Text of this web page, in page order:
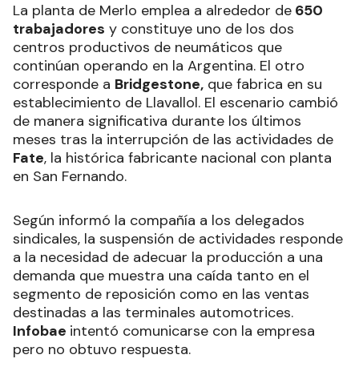
La planta de Merlo emplea a alrededor de 650
trabajadores y constituye uno de los dos
centros productivos de neumáticos que
continúan operando en la Argentina. El otro
corresponde a Bridgestone, que fabrica en su
establecimiento de Llavallol. El escenario cambió
de manera significativa durante los últimos
meses tras la interrupción de las actividades de
Fate, la histórica fabricante nacional con planta
en San Fernando.
Según informó la compañía a los delegados
sindicales, la suspensión de actividades responde
a la necesidad de adecuar la producción a una
demanda que muestra una caída tanto en el
segmento de reposición como en las ventas
destinadas a las terminales automotrices.
Infobae intentó comunicarse con la empresa
pero no obtuvo respuesta.